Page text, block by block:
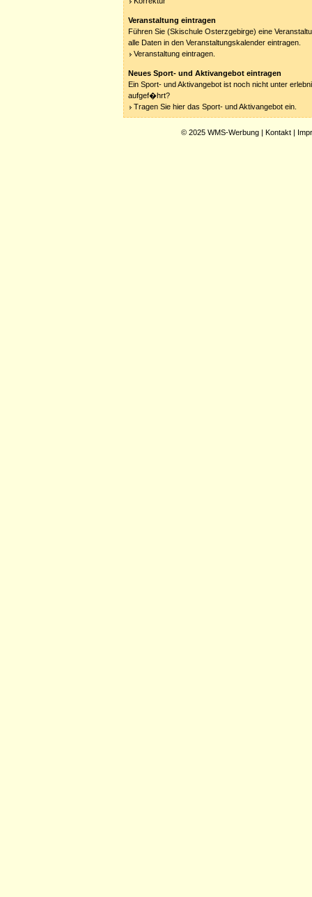
Veranstaltung eintragen
Führen Sie (Skischule Osterzgebirge) eine
alle Daten in den Veranstaltungskalender eintragen.
Veranstaltung eintragen.
Neues Sport- und Aktivangebot eintragen
Ein Sport- und Aktivangebot ist noch nicht unter
aufgef�hrt?
Tragen Sie hier das Sport- und Aktivangebot ein.
© 2025 WMS-Werbung | Kontakt |